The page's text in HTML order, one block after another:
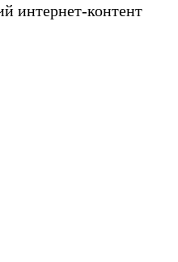
интернет-контент